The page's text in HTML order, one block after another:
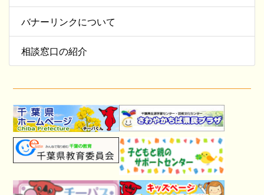
バナーリンクについて
相談窓口の紹介